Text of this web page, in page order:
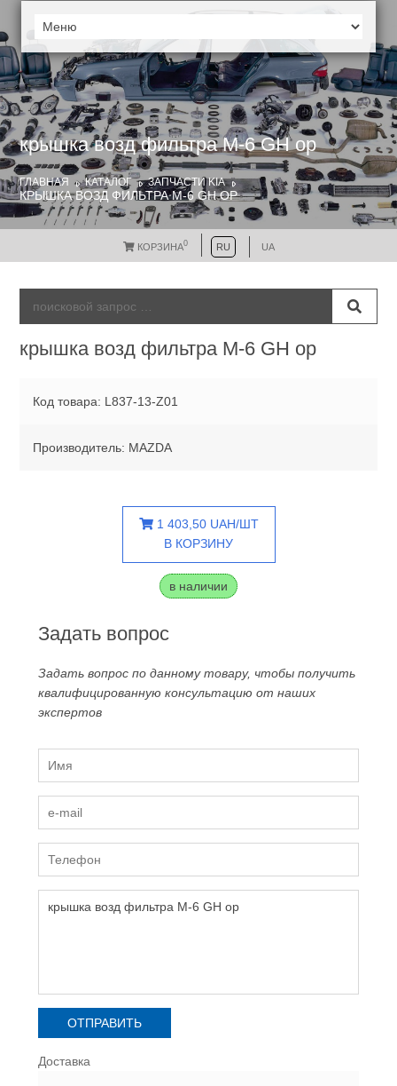
крышка возд фильтра M-6 GH ор
ГЛАВНАЯ КАТАЛОГ ЗАПЧАСТИ KIA
КРЫШКА ВОЗД ФИЛЬТРА M-6 GH ОР
КОРЗИНА0 RU UA
крышка возд фильтра M-6 GH ор
Код товара: L837-13-Z01
Производитель: MAZDA
1 403,50 UAH/ШТ
В КОРЗИНУ
в наличии
Задать вопрос
Задать вопрос по данному товару, чтобы получить
квалифицированную консультацию от наших
экспертов
Доставка